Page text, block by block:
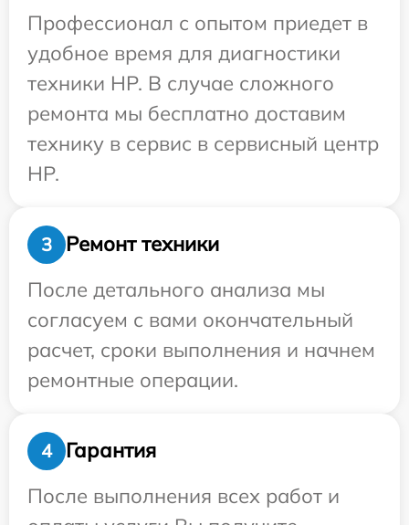
Профессионал с опытом приедет в
удобное время для диагностики
техники HP. В случае сложного
ремонта мы бесплатно доставим
технику в сервис в сервисный центр
HP.
3
Ремонт техники
После детального анализа мы
согласуем с вами окончательный
расчет, сроки выполнения и начнем
ремонтные операции.
4
Гарантия
После выполнения всех работ и